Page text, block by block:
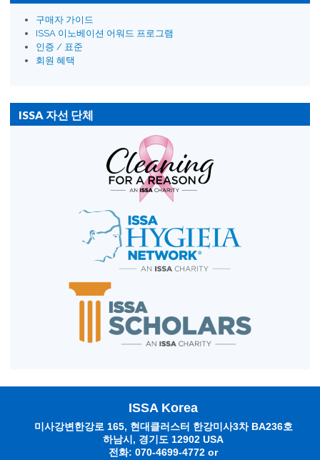
구매자 가이드
ISSA 이노베이션 어워드 프로그램
인증 / 표준
회원 혜택
ISSA 자선 단체
ISSA Korea
미사강변한강로 165, 현대클러스터 한강미사3차 BA236호
하남시, 경기도 12902 USA
전화: 070-4699-4772 or